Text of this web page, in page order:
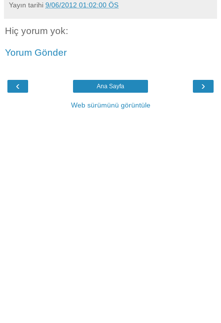
Yayın tarihi 9/06/2012 01:02:00 ÖS
Hiç yorum yok:
Yorum Gönder
‹ ›
Ana Sayfa
Web sürümünü görüntüle